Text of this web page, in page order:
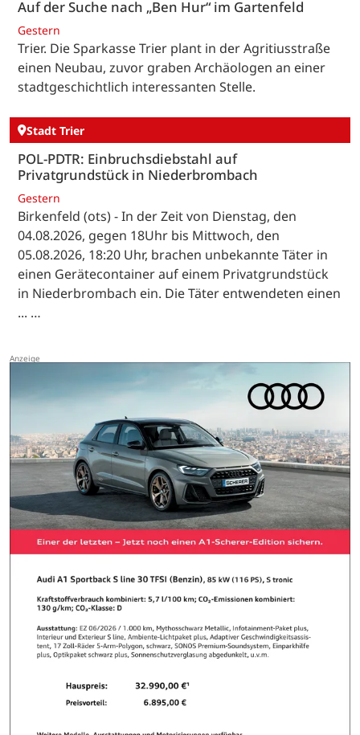
Auf der Suche nach „Ben Hur“ im Gartenfeld
Gestern
Trier. Die Sparkasse Trier plant in der Agritiusstraße
einen Neubau, zuvor graben Archäologen an einer
stadtgeschichtlich interessanten Stelle.
Stadt Trier
POL-PDTR: Einbruchsdiebstahl auf
Privatgrundstück in Niederbrombach
Gestern
Birkenfeld (ots) - In der Zeit von Dienstag, den
04.08.2026, gegen 18Uhr bis Mittwoch, den
05.08.2026, 18:20 Uhr, brachen unbekannte Täter in
einen Gerätecontainer auf einem Privatgrundstück
in Niederbrombach ein. Die Täter entwendeten einen
... …